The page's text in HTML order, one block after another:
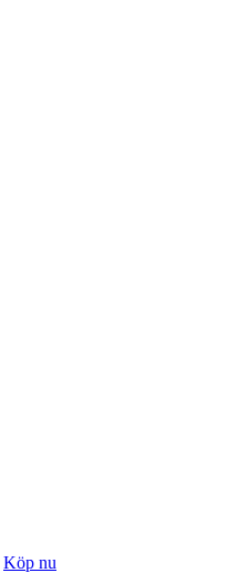
Köp nu